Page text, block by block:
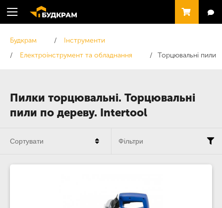
Пилки торцювальні. Торцювальні
пили по дереву. Intertool
Будкрам
Інструменти
Електроінструмент та обладнання
Торцювальні пили
Сортувати Фільтри